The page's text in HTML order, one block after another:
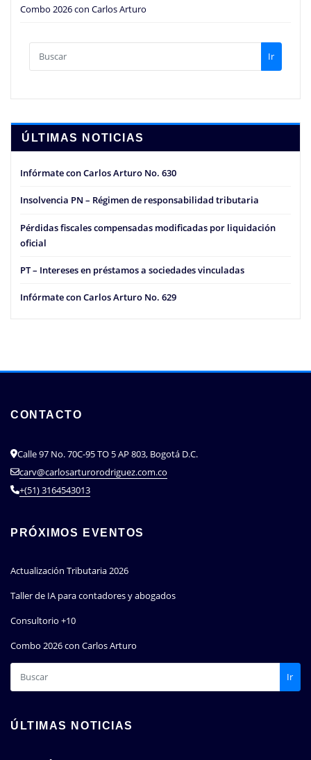
Combo 2026 con Carlos Arturo
Ir
ÚLTIMAS NOTICIAS
Infórmate con Carlos Arturo No. 630
Insolvencia PN – Régimen de responsabilidad tributaria
Pérdidas fiscales compensadas modificadas por liquidación
oficial
PT – Intereses en préstamos a sociedades vinculadas
Infórmate con Carlos Arturo No. 629
CONTACTO
Calle 97 No. 70C-95 TO 5 AP 803, Bogotá D.C.
carv@carlosarturorodriguez.com.co
+(51) 3164543013
PRÓXIMOS EVENTOS
Actualización Tributaria 2026
Taller de IA para contadores y abogados
Consultorio +10
Combo 2026 con Carlos Arturo
Ir
ÚLTIMAS NOTICIAS